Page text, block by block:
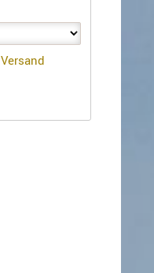
Versand